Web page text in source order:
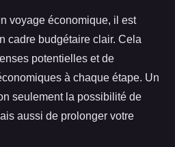
voyage économique, il est
cadre budgétaire clair. Cela
potentielles et de
à chaque étape. Un
seulement la possibilité de
aussi de prolonger votre